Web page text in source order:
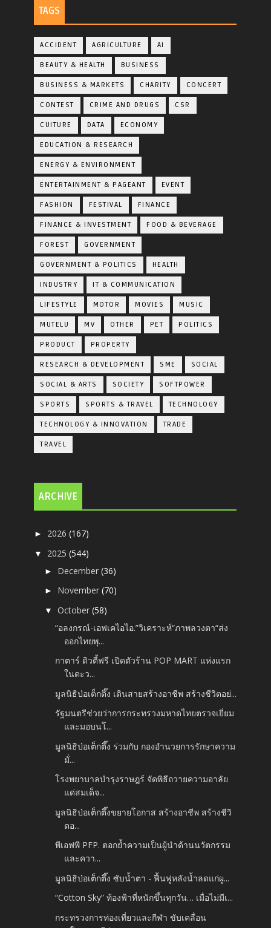
TAGS
ACCIDENT AGRICULTURE AI
BEAUTY & HEALTH BUSINESS
BUSINESS & MARKETS CHARITY CONCERT
CONTEST CRIME AND DRUGS CSR
CUITURE DATA ECONOMY
EDUCATION & RESEARCH
ENERGY & ENVIRONMENT
ENTERTAINMENT & PAGEANT EVENT
FASHION FESTIVAL FINANCE
FINANCE & INVESTMENT FOOD & BEVERAGE
FOREST GOVERNMENT
GOVERNMENT & POLITICS HEALTH
INDUSTRY IT & COMMUNICATION
LIFESTYLE MOTOR MOVIES MUSIC
MUTELU MV OTHER PET POLITICS
PRODUCT PROPERTY
RESEARCH & DEVELOPMENT SME SOCIAL
SOCIAL & ARTS SOCIETY SOFTPOWER
SPORTS SPORTS & TRAVEL TECHNOLOGY
TECHNOLOGY & INNOVATION TRADE
TRAVEL
ARCHIVE
► 2026(167)
▼ 2025(544)
► December(36)
► November(70)
▼October(58)
“อลงกรณ์-เอฟเคไอไอ.”วิเคราะห์“ภาพลวงตา“ส่ง
ออกไทยพุ...
กาตาร์ ดิวตี้ฟรี เปิดตัวร้าน POP MART แห่งแรก
ในตะว...
มูลนิธิป่อเต็กตึ๊ง เดินสายสร้างอาชีพ สร้างชีวิตอย่...
รัฐมนตรีช่วยว่าการกระทรวงมหาดไทยตรวจเยี่ยม
และมอบนโ...
มูลนิธิป่อเต็กตึ๊ง ร่วมกับ กองอำนวยการรักษาความ
มั่...
โรงพยาบาลบำรุงราษฎร์ จัดพิธีถวายความอาลัย
แด่สมเด็จ...
มูลนิธิป่อเต็กตึ๊งขยายโอกาส สร้างอาชีพ สร้างชีวิ
ตอ...
พีเอฟพี PFP. ตอกย้ำความเป็นผู้นำด้านนวัตกรรม
และควา...
มูลนิธิป่อเต็กตึ๊ง ซับน้ำตา - ฟื้นฟูหลังน้ำลดแก่ผู...
“Cotton Sky” ท้องฟ้าที่หนักขึ้นทุกวัน… เมื่อไม่มีเ...
กระทรวงการท่องเที่ยวและกีฬา ขับเคลื่อน